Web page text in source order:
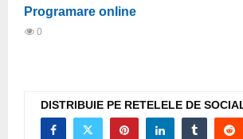
Programare online
0
DISTRIBUIE PE RETELELE DE